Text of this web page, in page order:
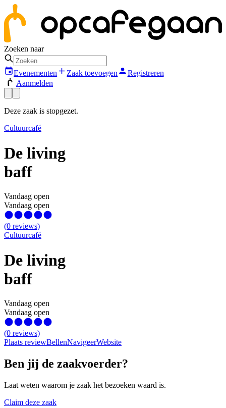
Zoeken naar
Evenementen Zaak toevoegen
Registreren
Aanmelden
Deze zaak is stopgezet.
Cultuurcafé
De living
baff
Vandaag open
Vandaag open
(0 reviews)
Cultuurcafé
De living
baff
Vandaag open
Vandaag open
(0 reviews)
Plaats reviewBellenNavigeerWebsite
Ben jij de zaakvoerder?
Laat weten waarom je zaak het bezoeken waard is.
Claim deze zaak